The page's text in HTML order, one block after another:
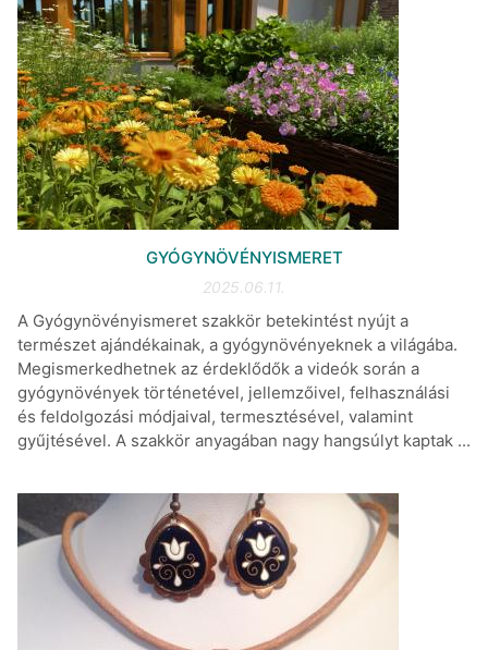
GYÓGYNÖVÉNYISMERET
2025.06.11.
A Gyógynövényismeret szakkör betekintést nyújt a
természet ajándékainak, a gyógynövényeknek a világába.
Megismerkedhetnek az érdeklődők a videók során a
gyógynövények történetével, jellemzőivel, felhasználási
és feldolgozási módjaival, termesztésével, valamint
gyűjtésével. A szakkör anyagában nagy hangsúlyt kaptak ...